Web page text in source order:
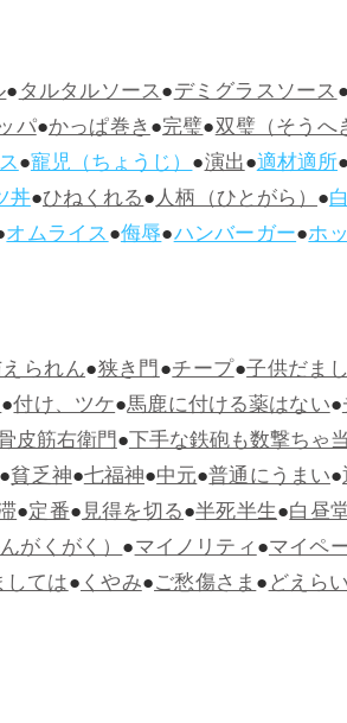
●タルタルソース●デミグラスソース●
パ●かっぱ巻き●完璧●双璧（そうへ
●寵児（ちょうじ）●演出●適材適所
丼●ひねくれる●人柄（ひとがら）●
オムライス●侮辱●ハンバーガー●ホ
られん●狭き門●チープ●子供だま
●付け、ツケ●馬鹿に付ける薬はない●
皮筋右衛門●下手な鉄砲も数撃ちゃ
●貧乏神●七福神●中元●普通にうまい●
●定番●見得を切る●半死半生●白昼
がくがく）●マイノリティ●マイペ
ては●くやみ●ご愁傷さま●どえら